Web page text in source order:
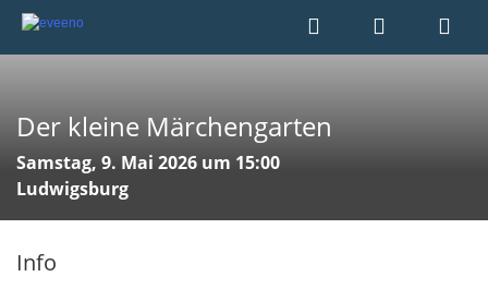
Der kleine Märchengarten
Samstag, 9. Mai 2026 um 15:00
Ludwigsburg
Info